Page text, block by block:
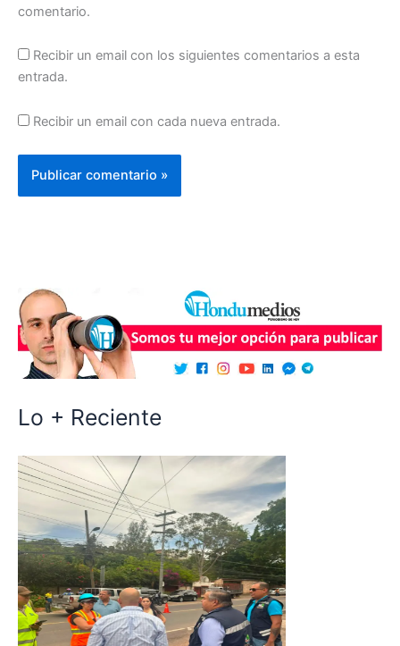
comentario.
Recibir un email con los siguientes comentarios a esta
entrada.
Recibir un email con cada nueva entrada.
Lo + Reciente